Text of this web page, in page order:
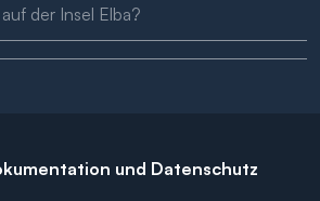
der Insel Elba?
und Datenschutz